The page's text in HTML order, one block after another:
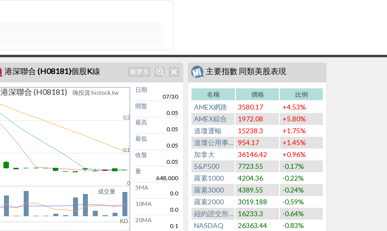
港深聯合 (H08181)個股K線
成交量
KD
港深聯合 (H08181) 嗨投資 histock.tw
0
0.1
0.2
日期
07/30
開盤
0.05
最高
0.05
最低
0.05
收盤
0.05
量
648,000
5MA
0.0
10MA
0.0
20MA
0.1
主要指數 同類美股表現
名稱 價格 比例
AMEX網路 3580.17
+4.53%
AMEX綜合
1972.08
+5.80%
道瓊運輸
15238.3
+1.75%
道瓊公用事業 954.17
+1.45%
加拿大
36146.42
+0.96%
S&P500
7723.55
-0.17%
羅素1000
4204.36
-0.22%
羅素3000
4389.55
-0.24%
羅素2000
3019.188
-0.59%
紐約證交所NYSE 16233.3
-0.64%
NASDAQ
26363.44 -0.83%